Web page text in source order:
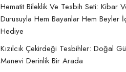
Hematit Bileklik Ve Tesbih Seti: Kibar
Durusuyla Hem Bayanlar Hem Beyler
Hediye
Kızılcık Çekirdeği Tesbihler: Doğal
Manevi Derinlik Bir Arada